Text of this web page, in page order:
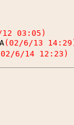
03:05)
(02/6/13
6/14 12:23)